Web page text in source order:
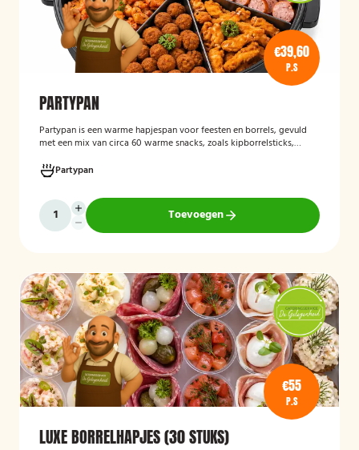
€39,60
P.S
PARTYPAN
Partypan is een warme hapjespan voor feesten en borrels, gevuld
met een mix van circa 60 warme snacks, zoals kipborrelsticks,
geleverd en hoeft alleen nog verwarmd te worden, waardoor het
een eenvoudige en praktische cateringoplossing is voor
verjaardagen, jubilea, bedrijfsfeesten en andere bijeenkomsten.
Partypan
Toevoegen
€55
P.S
LUXE BORRELHAPJES (30 STUKS)